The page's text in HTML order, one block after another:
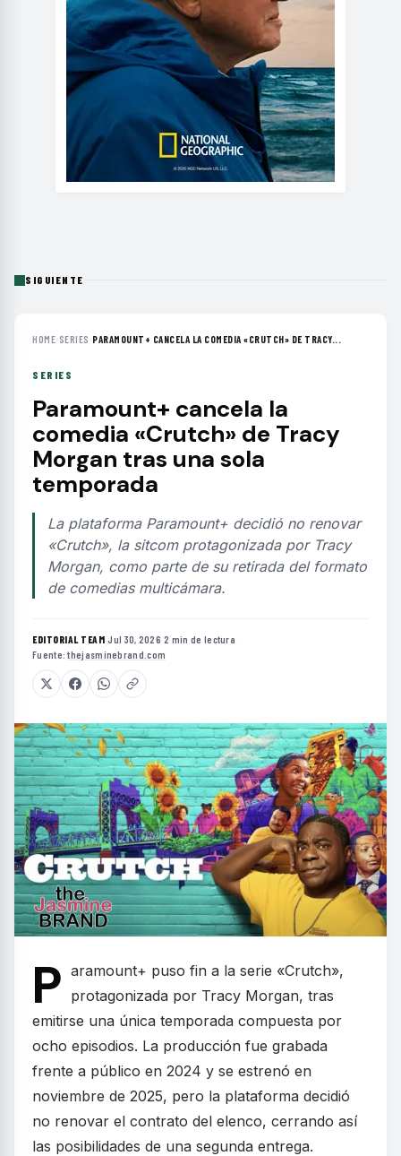
SIGUIENTE
HOME› SERIES ›PARAMOUNT+ CANCELA LA COMEDIA «CRUTCH» DE TRACY...
SERIES
Paramount+ cancela la
comedia «Crutch» de Tracy
Morgan tras una sola
temporada
La plataforma Paramount+ decidió no renovar
«Crutch», la sitcom protagonizada por Tracy
Morgan, como parte de su retirada del formato
de comedias multicámara.
EDITORIAL TEAM·Jul 30, 2026·2 min de lectura·
Fuente:thejasminebrand.com
P aramount+ puso fin a la serie «Crutch»,
protagonizada por Tracy Morgan, tras
emitirse una única temporada compuesta por
ocho episodios. La producción fue grabada
frente a público en 2024 y se estrenó en
noviembre de 2025, pero la plataforma decidió
no renovar el contrato del elenco, cerrando así
las posibilidades de una segunda entrega.